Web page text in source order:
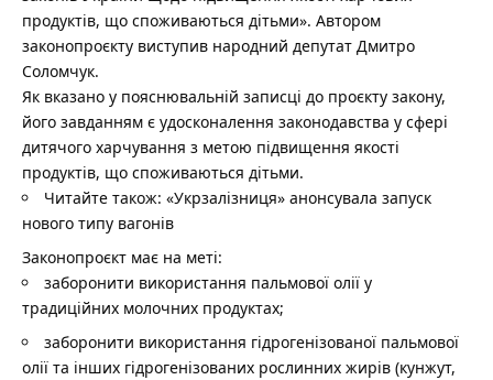
продуктів, що споживаються дітьми». Автором
законопроєкту виступив народний депутат Дмитро
Соломчук.
Як вказано у пояснювальній записці до проєкту закону,
його завданням є удосконалення законодавства у сфері
дитячого харчування з метою підвищення якості
продуктів, що споживаються дітьми.
Читайте також: «Укрзалізниця» анонсувала запуск
нового типу вагонів
Законопроєкт має на меті:
заборонити використання пальмової олії у
традиційних молочних продуктах;
заборонити використання гідрогенізованої пальмової
олії та інших гідрогенізованих рослинних жирів (кунжут,